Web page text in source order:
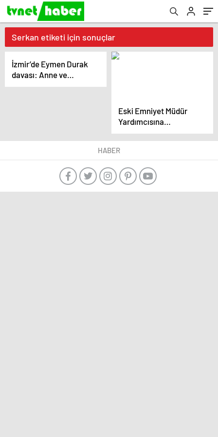
Serkan etiketi için sonuçlar
İzmir’de Eymen Durak
davası: Anne ve
sevgilisi çocuk
Eski Emniyet Müdür
Yardımcısına
Uyuşturucu
Ticaretinden Hapis
Cezası
HABER